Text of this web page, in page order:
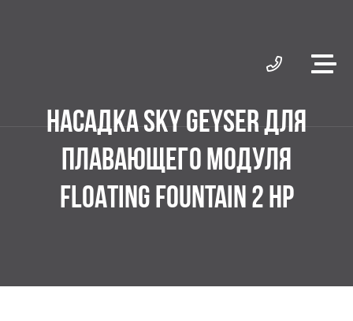
НАСАДКА SKY GEYSER ДЛЯ
ПЛАВАЮЩЕГО МОДУЛЯ
FLOATING FOUNTAIN 2 HP